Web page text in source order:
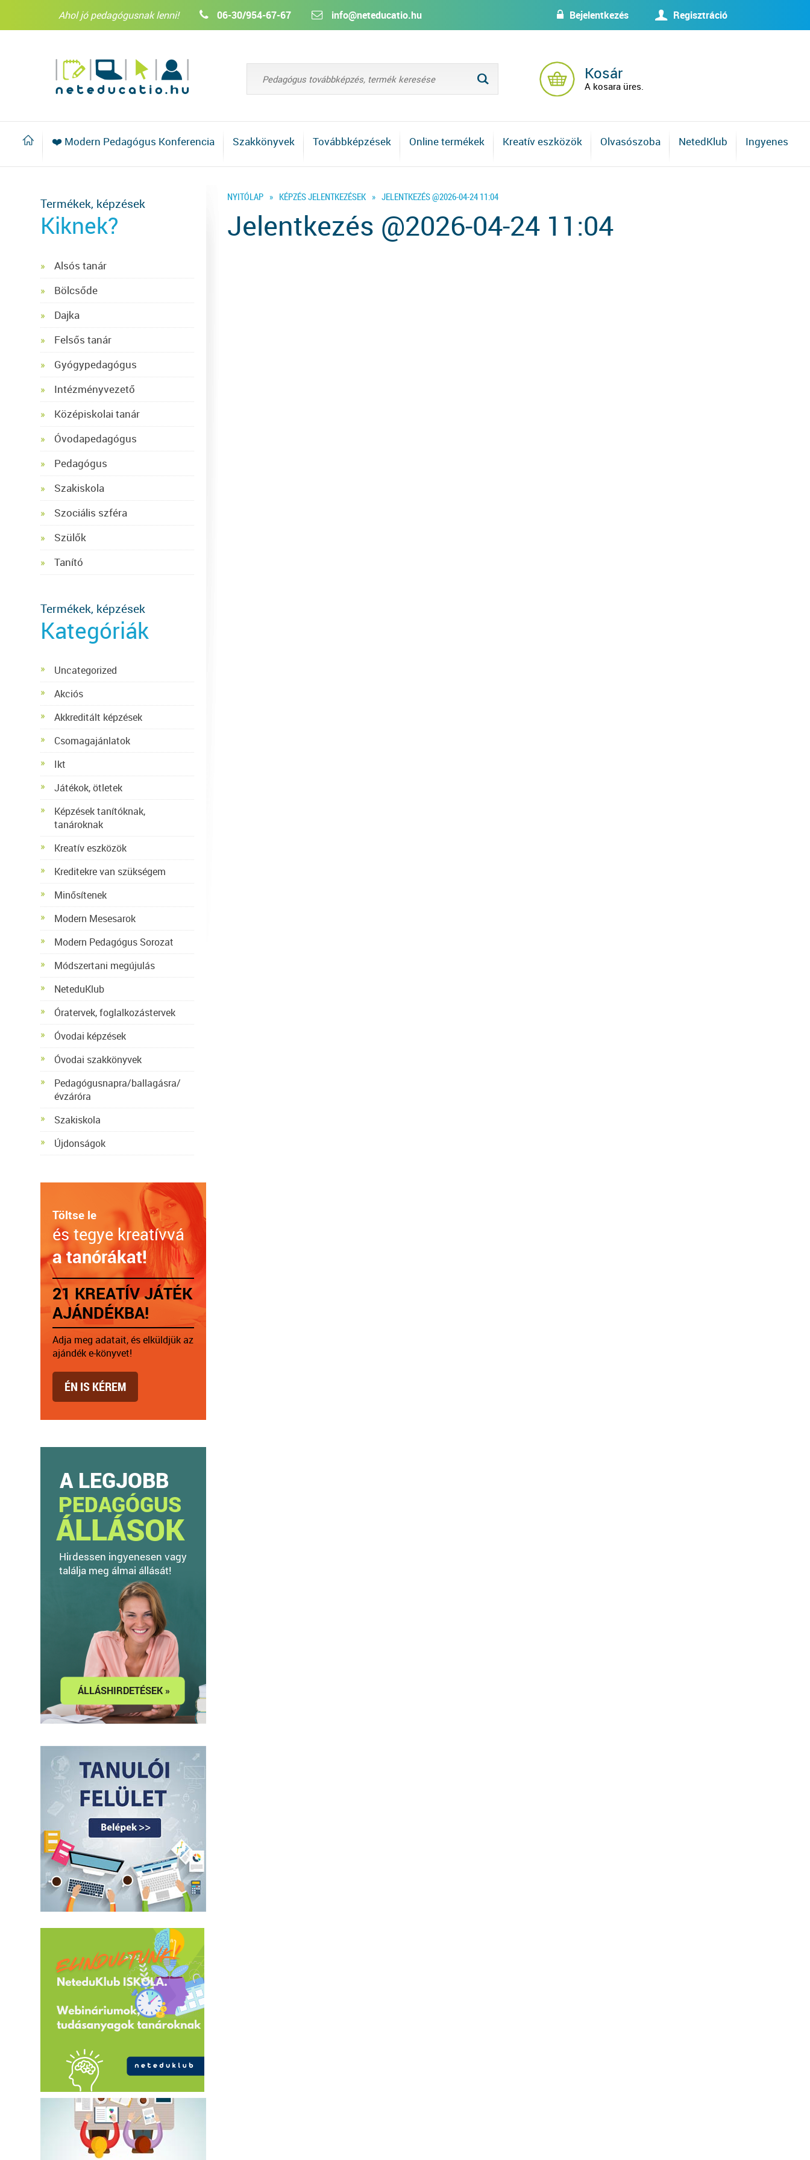
w Bejelentkezés U Regisztráció
Ahol jó pedagógusnak lenni! 06-30/954-67-67 info@neteducatio.hu
L Kosár
A kosara üres.
❤️ Modern Pedagógus Konferencia Szakkönyvek Továbbképzések Online termékek Kreatív eszközök Olvasószoba NetedKlub Ingyenes
NYITÓLAP » KÉPZÉS JELENTKEZÉSEK » JELENTKEZÉS @2026-04-24 11:04
Jelentkezés @2026-04-24 11:04
Termékek, képzések
Kiknek?
Alsós tanár
Bölcsőde
Dajka
Felsős tanár
Gyógypedagógus
Intézményvezető
Középiskolai tanár
Óvodapedagógus
Pedagógus
Szakiskola
Szociális szféra
Szülők
Tanító
Termékek, képzések
Kategóriák
Uncategorized
Akciós
Akkreditált képzések
Csomagajánlatok
Ikt
Játékok, ötletek
Képzések tanítóknak,
tanároknak
Kreatív eszközök
Kreditekre van szükségem
Minősítenek
Modern Mesesarok
Modern Pedagógus Sorozat
Módszertani megújulás
NeteduKlub
Óratervek, foglalkozástervek
Óvodai képzések
Óvodai szakkönyvek
Pedagógusnapra/ballagásra/
évzáróra
Szakiskola
Újdonságok
Töltse le
és tegye kreatívvá
a tanórákat!
21 KREATÍV JÁTÉK
AJÁNDÉKBA!
Adja meg adatait, és elküldjük az
ajándék e-könyvet!
ÉN IS KÉREM